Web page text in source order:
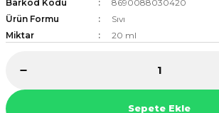
BESİNLERİ
Barkod Kodu
8690088030420
Ürün Formu
Sıvı
Miktar
20 ml
Sepete Ekle